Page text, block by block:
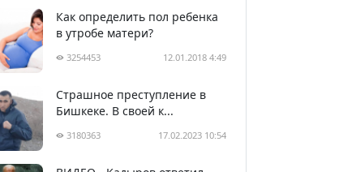
Как определить пол ребенка
в утробе матери?
3254453 12.01.2018 4:49
Страшное преступление в
Бишкеке. В своей к...
3180363 17.02.2023 10:54